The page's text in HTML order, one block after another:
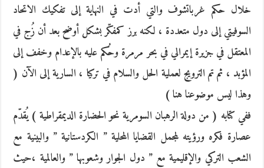
خلال حكم غرباتشوف والتي أدت في النهاية إلى تفكيك الاتحاد
السوفيتي إلى دول متعددة ، لكنه برز كمفكّر بشكل أوضح بعد أن زُج في
المعتقل في جزيرة إيمرالي في بحر مرمرة وحُكم عليه بالإعدام وخفف إلى
المؤبد ، ثم تم الترويج لعملية الحل والسلام في تركيا ، السارية إلى الآن (
وهذا ليس موضوعنا هنا )
ففي كتابه ( من دولة الرهبان السومرية نحو الحضارة الديمقراطية ) يُقدّم
عصارة فكره ورؤيته لمجمل القضايا المحلية ” الكردستانية ” والبينية مع
الشعب التركي والإقليمية مع ” دول الجوار وشعوبها ” والعالمية ،حيث